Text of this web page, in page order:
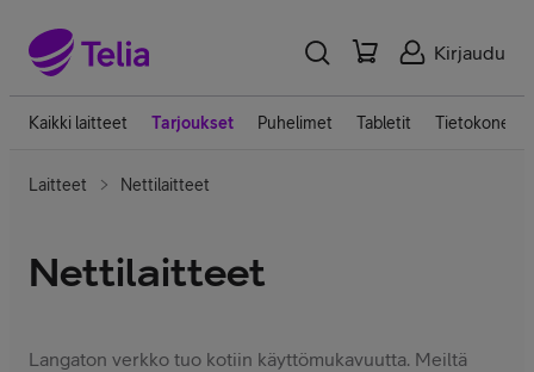
Kirjaudu
Kaikki laitteet Tarjoukset Puhelimet Tabletit Tietokoneet
Laitteet Nettilaitteet
Nettilaitteet
Langaton verkko tuo kotiin käyttömukavuutta. Meiltä